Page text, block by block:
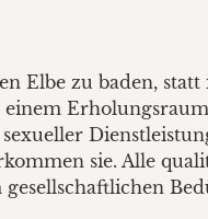
Elbe zu baden,
sie. Alle